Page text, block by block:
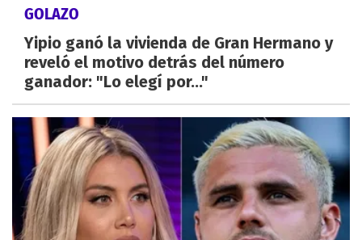
GOLAZO
Yipio ganó la vivienda de Gran Hermano y
reveló el motivo detrás del número
ganador: "Lo elegí por..."